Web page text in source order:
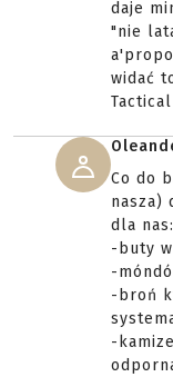
daje
"nie
widać
Co do
nasza)
dla nas:
-buty
-
-broń
-